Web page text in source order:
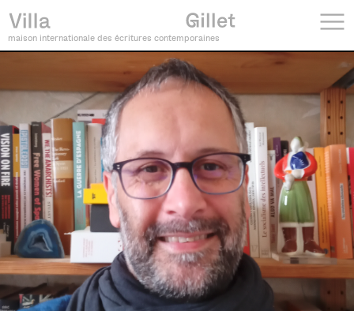
maison internationale des écritures contemporaines